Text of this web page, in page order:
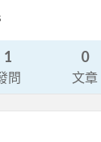
1
問
0
文章